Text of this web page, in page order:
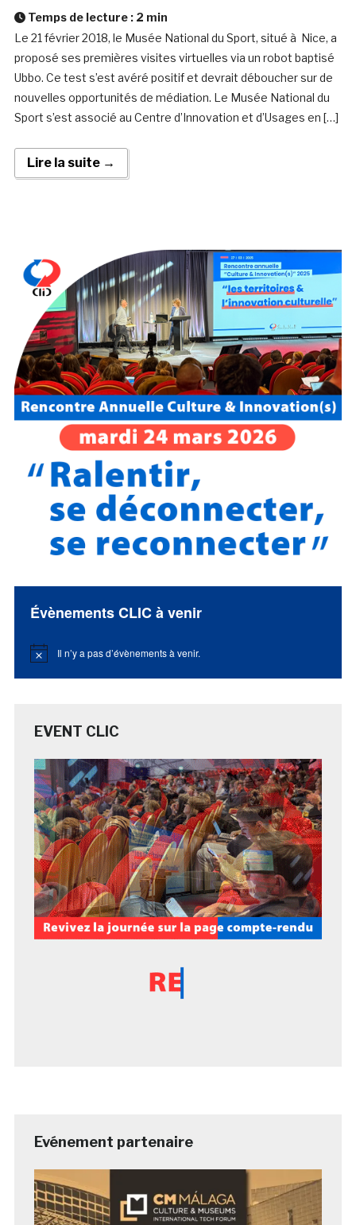
Temps de lecture : 2 min
Le 21 février 2018, le Musée National du Sport, situé à Nice, a
proposé ses premières visites virtuelles via un robot baptisé
Ubbo. Ce test s’est avéré positif et devrait déboucher sur de
nouvelles opportunités de médiation. Le Musée National du
Sport s’est associé au Centre d’Innovation et d’Usages en […]
Lire la suite →
Évènements CLIC à venir
Notice Il n’y a pas d’évènements à venir.
EVENT CLIC
Evénement partenaire